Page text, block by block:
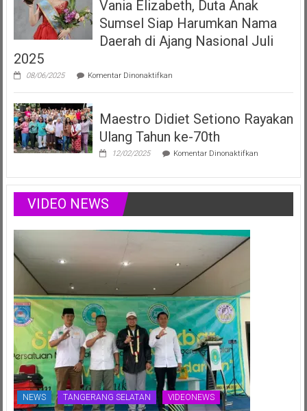
Duta
Anak
Sumsel
Menginspirasi
Modelling
Vania Elizabeth, Duta Anak
Sumsel Siap Harumkan Nama
Daerah di Ajang Nasional Juli
2025
08/06/2025 Komentar Dinonaktifkan
Elizabeth,
Anak
Sumsel
Siap
Ajang
Maestro Didiet Setiono Rayakan
Ulang Tahun ke-70th
12/02/2025 Komentar Dinonaktifkan
Rayakan
Tahun
VIDEO NEWS
NEWS TANGERANG SELATAN VIDEONEWS